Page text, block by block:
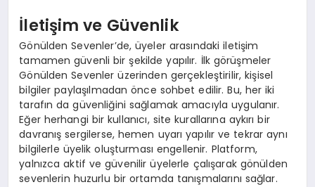
İletişim ve Güvenlik
Gönülden Sevenler’de, üyeler arasındaki iletişim
tamamen güvenli bir şekilde yapılır. İlk görüşmeler
Gönülden Sevenler üzerinden gerçekleştirilir, kişisel
bilgiler paylaşılmadan önce sohbet edilir. Bu, her iki
tarafın da güvenliğini sağlamak amacıyla uygulanır.
Eğer herhangi bir kullanıcı, site kurallarına aykırı bir
davranış sergilerse, hemen uyarı yapılır ve tekrar aynı
bilgilerle üyelik oluşturması engellenir. Platform,
yalnızca aktif ve güvenilir üyelerle çalışarak gönülden
sevenlerin huzurlu bir ortamda tanışmalarını sağlar.